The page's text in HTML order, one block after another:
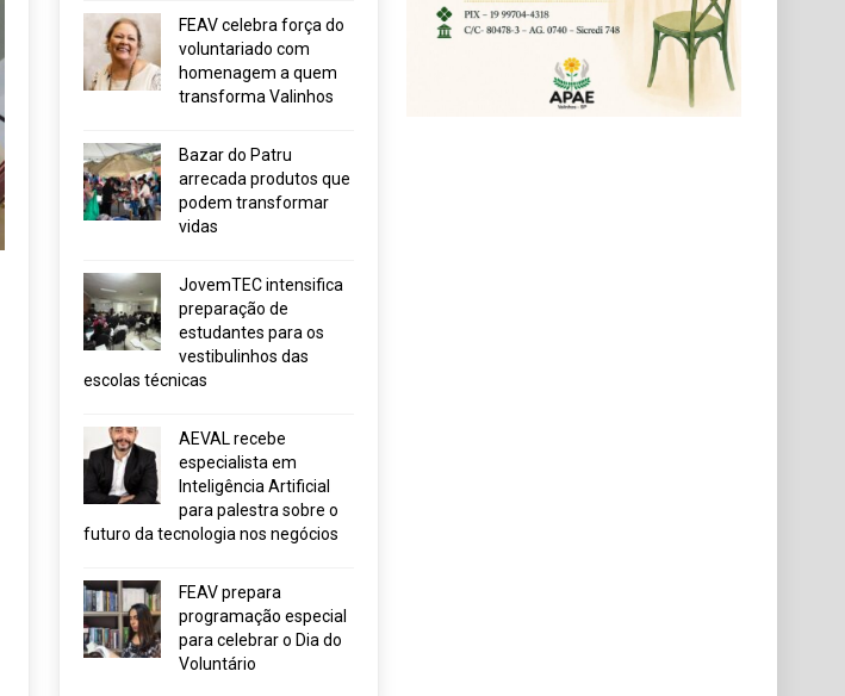
FEAV celebra força do
voluntariado com
homenagem a quem
transforma Valinhos
Bazar do Patru
arrecada produtos que
podem transformar
vidas
JovemTEC intensifica
preparação de
estudantes para os
vestibulinhos das
escolas técnicas
AEVAL recebe
especialista em
Inteligência Artificial
para palestra sobre o
futuro da tecnologia nos negócios
FEAV prepara
programação especial
para celebrar o Dia do
Voluntário